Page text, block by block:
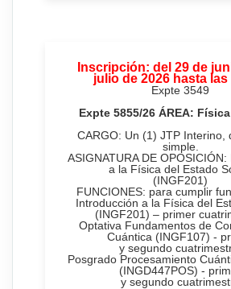
Inscripción: del 29 de
julio de 2026 hasta las
Expte 3549
Expte 5855/26 ÁREA:
CARGO: Un (1) JTP Interino,
simple.
ASIGNATURA DE
a la Física del Estado
(INGF201)
FUNCIONES: para cumplir
Introducción a la Física del
(INGF201) – primer
Optativa Fundamentos de
Cuántica (INGF107) -
y segundo
Posgrado Procesamiento
(INGD447POS) -
y segundo